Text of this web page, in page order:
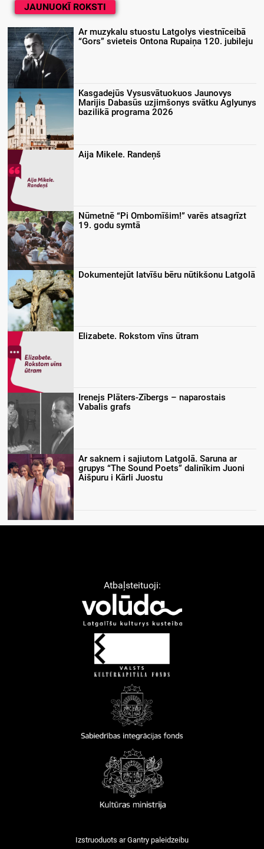
JAUNUOKĪ ROKSTI
Ar muzykalu stuostu Latgolys viestnīceibā
“Gors” svieteis Ontona Rupaiņa 120. jubileju
Kasgadejūs Vysusvātuokuos Jaunovys
Marijis Dabasūs uzjimšonys svātku Aglyunys
bazilikā programa 2026
Aija Mikele. Randeņš
Nūmetnē “Pi Ombomīšim!” varēs atsagrīzt
19. godu symtā
Dokumentejūt latvīšu bēru nūtikšonu Latgolā
Elizabete. Rokstom vīns ūtram
Irenejs Plāters-Zībergs – naparostais
Vabalis grafs
Ar saknem i sajiutom Latgolā. Saruna ar
grupys “The Sound Poets” dalinīkim Juoni
Aišpuru i Kārli Juostu
Atbaļsteituoji:
Izstruoduots arGantry paleidzeibu